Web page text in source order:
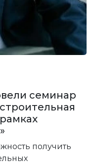
семинар
получить